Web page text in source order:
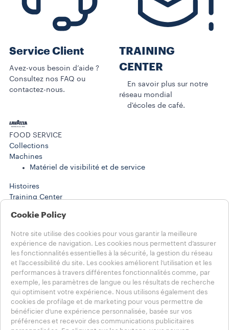
Service Client
Avez-vous besoin d’aide ?
Consultez nos FAQ ou
contactez-nous.
TRAINING
CENTER
En savoir plus sur notre
réseau mondial
d'écoles de café.
FOOD SERVICE
Collections
Machines​
Matériel de visibilité et de service
Histoires
Training Center
Produits
Machines
Histoires
AIDE
FAQ
Contactez-nous
NOTES LÉGALES
Conditions d’utilisation
Choisissez votre pays
CH - Français
Cookie Policy
Notre site utilise des cookies pour vous garantir la meilleure
expérience de navigation. Les cookies nous permettent d’assurer
les fonctionnalités essentielles à la sécurité, la gestion du réseau
et l’accessibilité du site. Les cookies améliorent l’utilisation et les
performances à travers différentes fonctionnalités comme, par
exemple, les paramètres de langue ou les résultats de recherche
qui optimisent votre expérience. Nous utilisons également des
cookies de profilage et de marketing pour vous permettre de
bénéficier d’une expérience personnalisée, basée sur vos
préférences et recevoir des communications publicitaires